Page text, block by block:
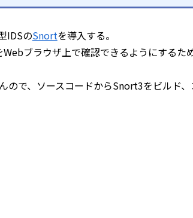
IDSのSnortを導入する。
ブラウザ上で確認できるようにするた
で、ソースコードからSnort3をビルド